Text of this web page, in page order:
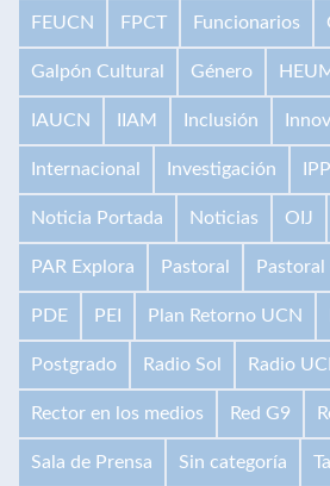
FEUCN FPCT Funcionarios
Galpón Cultural Género
IAUCN IIAM Inclusión
Internacional Investigación IPP
Noticia Portada Noticias OIJ
PAR Explora Pastoral
PDE PEI Plan Retorno UCN
Postgrado Radio Sol Radio
Rector en los medios Red G9
Sala de Prensa Sin categoría